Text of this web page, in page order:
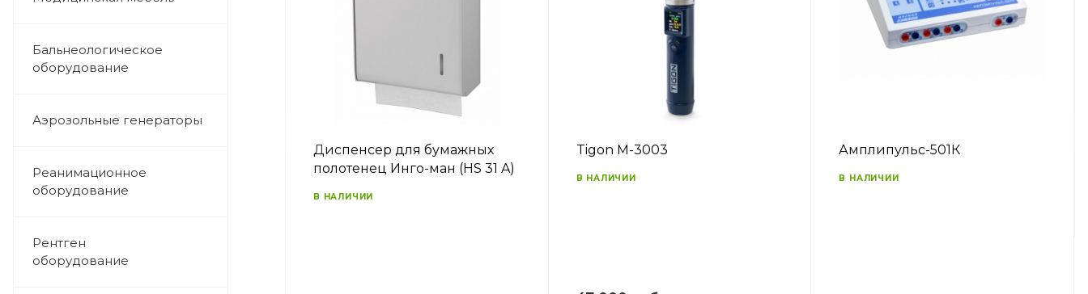
Бальнеологическое
оборудование
Аэрозольные генераторы
Реанимационное
оборудование
Рентген
оборудование
Диспенсер для бумажных
полотенец Инго-ман (HS 31 A)
В НАЛИЧИИ
Tigon M-3003
В НАЛИЧИИ
Амплипульс-501К
В НАЛИЧИИ